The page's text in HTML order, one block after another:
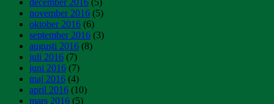
december 2016 (5)
november 2016 (5)
oktober 2016 (6)
september 2016 (3)
augusti 2016 (8)
juli 2016 (7)
juni 2016 (7)
maj 2016 (4)
april 2016 (10)
mars 2016 (5)